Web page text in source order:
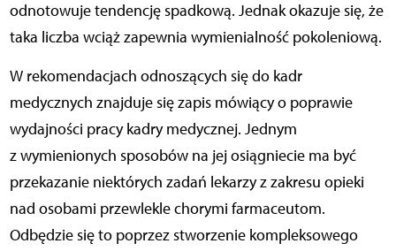
odnotowuje tendencję spadkową. Jednak okazuje się, że
taka liczba wciąż zapewnia wymienialność pokoleniową.
W rekomendacjach odnoszących się do kadr
medycznych znajduje się zapis mówiący o poprawie
wydajności pracy kadry medycznej. Jednym
z wymienionych sposobów na jej osiągniecie ma być
przekazanie niektórych zadań lekarzy z zakresu opieki
nad osobami przewlekle chorymi farmaceutom.
Odbędzie się to poprzez stworzenie kompleksowego